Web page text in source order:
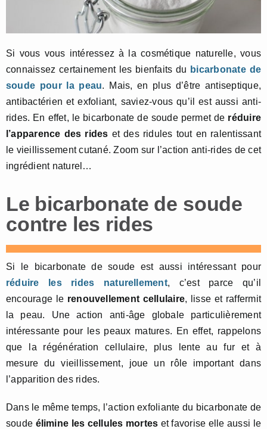
Si vous vous intéressez à la cosmétique naturelle, vous
connaissez certainement les bienfaits du bicarbonate de
soude pour la peau. Mais, en plus d’être antiseptique,
antibactérien et exfoliant, saviez-vous qu’il est aussi anti-
rides. En effet, le bicarbonate de soude permet de réduire
l’apparence des rides et des ridules tout en ralentissant
le vieillissement cutané. Zoom sur l’action anti-rides de cet
ingrédient naturel…
Le bicarbonate de soude
contre les rides
Si le bicarbonate de soude est aussi intéressant pour
réduire les rides naturellement, c’est parce qu’il
encourage le renouvellement cellulaire, lisse et raffermit
la peau. Une action anti-âge globale particulièrement
intéressante pour les peaux matures. En effet, rappelons
que la régénération cellulaire, plus lente au fur et à
mesure du vieillissement, joue un rôle important dans
l’apparition des rides.
Dans le même temps, l’action exfoliante du bicarbonate de
soude élimine les cellules mortes et favorise elle aussi le